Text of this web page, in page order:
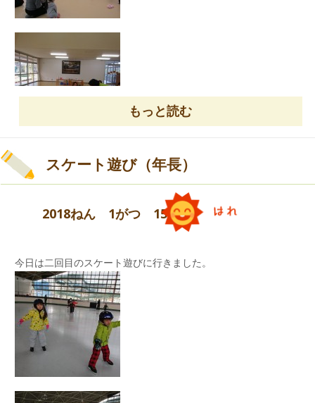
何回も立ち上がる練習を頑張り、手すりを持たず
に立てれるようになりました！
もっと読む
スケート遊び（年長）
2018ねん 1がつ 15にち
今日は二回目のスケート遊びに行きました。